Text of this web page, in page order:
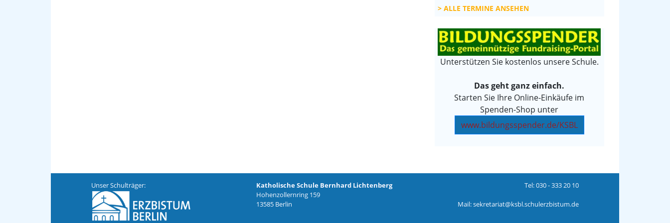
ALLE TERMINE ANSEHEN
Unterstützen Sie kostenlos unsere Schule.
Das geht ganz einfach.
Starten Sie Ihre Online-Einkäufe im
Spenden-Shop unter
www.bildungsspender.de/KSBL
Unser Schulträger:
Katholische Schule Bernhard Lichtenberg
Hohenzollernring 159
13585 Berlin
Tel:030 - 333 20 10
Mail:sekretariat@ksbl.schulerzbistum.de